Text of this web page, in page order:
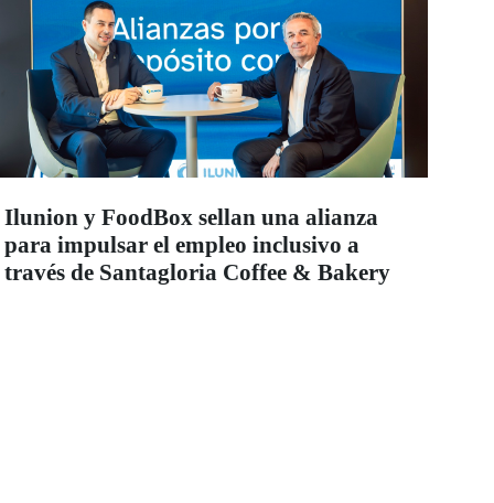
Ilunion y FoodBox sellan una alianza
para impulsar el empleo inclusivo a
través de Santagloria Coffee & Bakery